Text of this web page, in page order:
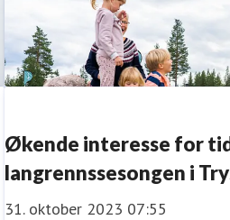
Økende interesse for
langrennssesongen i
31. oktober 2023 07:55